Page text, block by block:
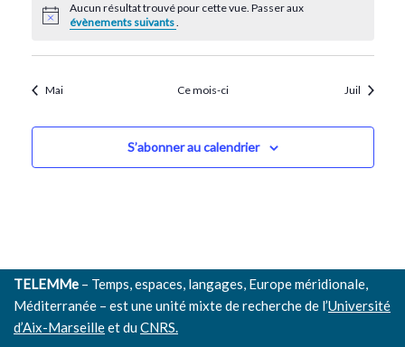
Notice
Aucun résultat trouvé pour cette vue. Passer aux
évènements suivants.
Mai Ce mois-ci Juil
S’abonner au calendrier
TELEMMe – Temps, espaces, langages, Europe méridionale,
Méditerranée – est une unité mixte de recherche de l’Université
d’Aix-Marseilleet duCNRS.